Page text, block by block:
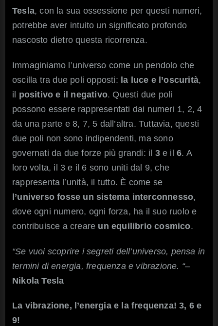
Tesla, con la sua ossessione per questi numeri,
potrebbe aver intuito un significato profondo
nascosto dietro questa ricorrenza.
Immaginiamo l’universo come un pendolo che
oscilla tra due poli opposti: la luce e l’oscurità,
il positivo e il negativo. Questi due poli
possono essere rappresentati dai numeri 1, 2, 4
da una parte e 8, 7, 5 dall’altra. Tuttavia, questi
due poli non sono indipendenti, ma sono
governati da due forze più grandi: il 3e il6. A
loro volta, il 3 e il 6 sono uniti dal 9, che
rappresenta l’unità, il tutto. È come se
l’universo fosse un sistema interconnesso,
dove ogni numero, ogni forza, ha il suo ruolo e
contribuisce a creare un equilibrio cosmico.
“Se vuoi scoprire i segreti dell’universo, pensa in
termini di energia, frequenza e vibrazione. “–
Nikola Tesla
La vibrazione, l’energia e la frequenza! 3, 6 e
9!